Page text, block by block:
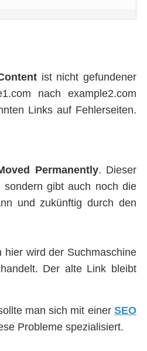
ist nicht gefundener
nach example2.com
Links auf Fehlerseiten.
Permanently. Dieser
gibt auch noch die
und zukünftig durch den
wird der Suchmaschine
Der alte Link bleibt
man sich mit einer SEO
Probleme spezialisiert.